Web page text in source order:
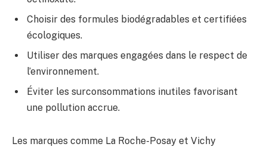
Choisir des formules biodégradables et certifiées
écologiques.
Utiliser des marques engagées dans le respect de
l’environnement.
Éviter les surconsommations inutiles favorisant
une pollution accrue.
Les marques comme La Roche-Posay et Vichy